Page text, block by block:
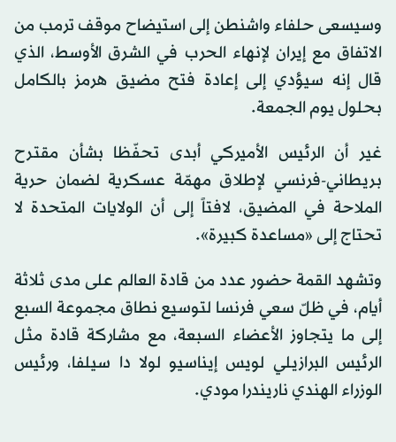
وسيسعى حلفاء واشنطن إلى استيضاح موقف ترمب من
الاتفاق معإيران لإنهاء الحرب في الشرق الأوسط، الذي
قال إنه سيؤدي إلى إعادة فتح مضيق هرمز بالكامل
بحلول يوم الجمعة.
غير أن الرئيس الأميركي أبدى تحفّظا بشأن مقترح
بريطاني-فرنسي لإطلاق مهمّة عسكرية لضمان حرية
الملاحة في المضيق، لافتاً إلى أن الولايات المتحدة لا
تحتاج إلى «مساعدة كبيرة».
وتشهد القمة حضور عدد من قادة العالم على مدى ثلاثة
أيام، في ظلّ سعي فرنسا لتوسيع نطاق مجموعة السبع
إلى ما يتجاوز الأعضاء السبعة، مع مشاركة قادة مثل
الرئيس البرازيلي لويس إيناسيو لولا دا سيلفا، ورئيس
الوزراء الهندي ناريندرا مودي.